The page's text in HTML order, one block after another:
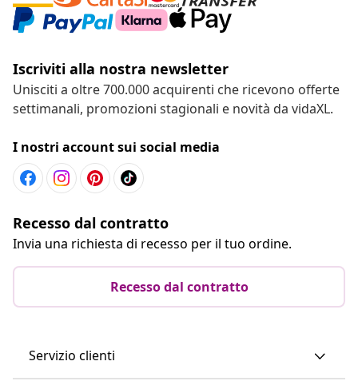
Iscriviti alla nostra newsletter
Unisciti a oltre 700.000 acquirenti che ricevono offerte
settimanali, promozioni stagionali e novità da vidaXL.
I nostri account sui social media
Recesso dal contratto
Invia una richiesta di recesso per il tuo ordine.
Recesso dal contratto
Servizio clienti